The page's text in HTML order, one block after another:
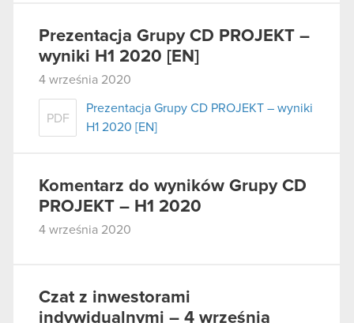
Prezentacja Grupy CD PROJEKT –
wyniki H1 2020 [EN]
4 września 2020
PDF
Prezentacja Grupy CD PROJEKT – wyniki
H1 2020 [EN]
Komentarz do wyników Grupy CD
PROJEKT – H1 2020
4 września 2020
Czat z inwestorami
indywidualnymi – 4 września